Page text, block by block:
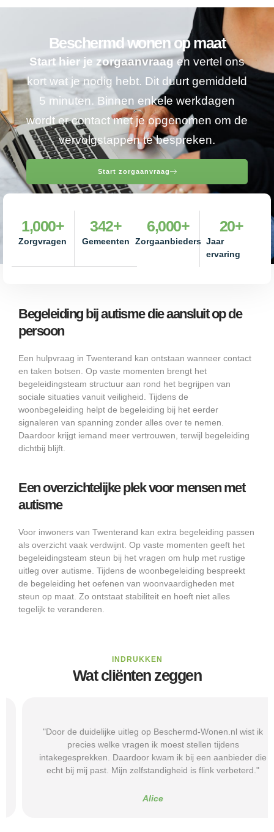
Beschermd wonen op maat
Start hier je zorgaanvraagen vertel ons
kort wat je nodig hebt. Dit duurt gemiddeld
5 minuten. Binnen enkele werkdagen
wordt er contact met je opgenomen om de
vervolgstappen te bespreken.
Start zorgaanvraag
Zorgvragen
1,000+
Gemeenten
342+
Zorgaanbieders
6,000+
Jaar
ervaring
20+
Begeleiding bij autisme die aansluit op de
persoon
Een hulpvraag in Twenterand kan ontstaan wanneer contact
en taken botsen. Op vaste momenten brengt het
begeleidingsteam structuur aan rond het begrijpen van
sociale situaties vanuit veiligheid. Tijdens de
woonbegeleiding helpt de begeleiding bij het eerder
signaleren van spanning zonder alles over te nemen.
Daardoor krijgt iemand meer vertrouwen, terwijl begeleiding
dichtbij blijft.
Een overzichtelijke plek voor mensen met
autisme
Voor inwoners van Twenterand kan extra begeleiding passen
als overzicht vaak verdwijnt. Op vaste momenten geeft het
begeleidingsteam steun bij het vragen om hulp met rustige
uitleg over autisme. Tijdens de woonbegeleiding bespreekt
de begeleiding het oefenen van woonvaardigheden met
steun op maat. Zo ontstaat stabiliteit en hoeft niet alles
tegelijk te veranderen.
INDRUKKEN
Wat cliënten zeggen
"Door de duidelijke uitleg op Beschermd-Wonen.nl wist ik
precies welke vragen ik moest stellen tijdens
intakegesprekken. Daardoor kwam ik bij een aanbieder die
echt bij mij past. Mijn zelfstandigheid is flink verbeterd."
Alice